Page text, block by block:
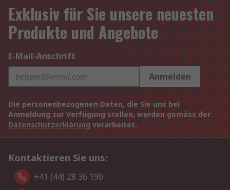
Exklusiv für Sie unsere neuesten
Produkte und Angebote
E-Mail-Anschrift
Anmelden
Die personenbezogenen Daten, die Sie uns bei
Anmeldung zur Verfügung stellen, werden gemäss der
Datenschutzerklärung verarbeitet.
Kontaktieren Sie uns:
+41 (44) 28 36 190